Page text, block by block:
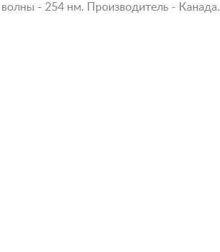
- 254 нм. Производитель - Канада.